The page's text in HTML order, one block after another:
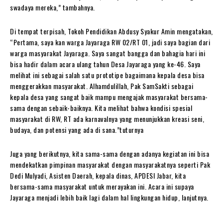
swadaya mereka,” tambahnya.
Di tempat terpisah, Tokoh Pendidikan Abdusy Syakur Amin mengatakan,
“Pertama, saya kan warga Jayaraga RW 02/RT 01, jadi saya bagian dari
warga masyarakat Jayaraga. Saya sangat bangga dan bahagia hari ini
bisa hadir dalam acara ulang tahun Desa Jayaraga yang ke-46. Saya
melihat ini sebagai salah satu prototipe bagaimana kepala desa bisa
menggerakkan masyarakat. Alhamdulillah, Pak SamSakti sebagai
kepala desa yang sangat baik mampu mengajak masyarakat bersama-
sama dengan sebaik-baiknya. Kita melihat bahwa kondisi spesial
masyarakat di RW, RT ada karnavalnya yang menunjukkan kreasi seni,
budaya, dan potensi yang ada di sana.”tuturnya
Juga yang berikutnya, kita sama-sama dengan adanya kegiatan ini bisa
mendekatkan pimpinan masyarakat dengan masyarakatnya seperti Pak
Dedi Mulyadi, Asisten Daerah, kepala dinas, APDESI Jabar, kita
bersama-sama masyarakat untuk merayakan ini. Acara ini supaya
Jayaraga menjadi lebih baik lagi dalam hal lingkungan hidup, lanjutnya.